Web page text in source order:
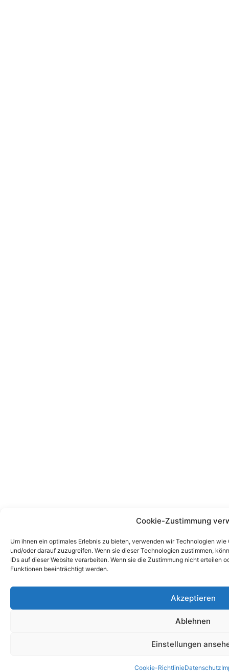
Cookie-Zustimmung
Um ihnen ein optimales Erlebnis zu bieten, verwenden wir Technologien
und/oder darauf zuzugreifen. Wenn sie dieser Technologien zustimmen,
IDs auf dieser Website verarbeiten. Wenn sie die Zustimmung nicht erteilen
Funktionen beeinträchtigt werden.
Akzeptieren
Ablehnen
Einstellungen
Cookie-RichtlinieDatenschutz